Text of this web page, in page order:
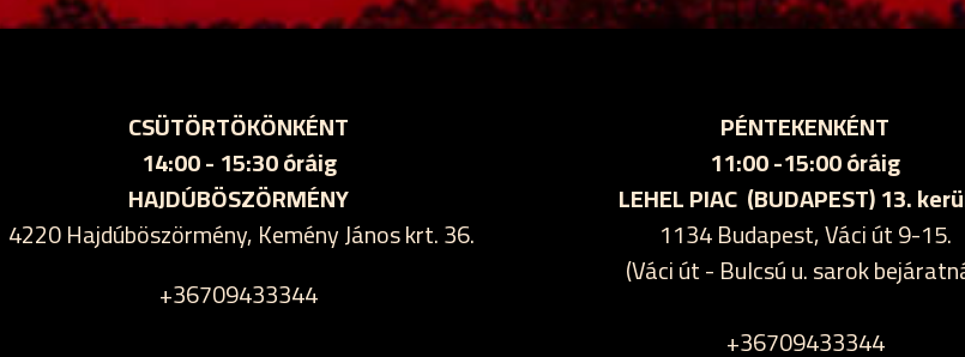
CSÜTÖRTÖKÖNKÉNT
14:00 - 15:30 óráig
HAJDÚBÖSZÖRMÉNY
4220 Hajdúböszörmény, Kemény János krt. 36.
+36709433344
PÉNTEKENKÉNT
11:00 -15:00 óráig
LEHEL PIAC (BUDAPEST) 13.
1134 Budapest, Váci út 9-15.
(Váci út - Bulcsú u. sarok
+36709433344